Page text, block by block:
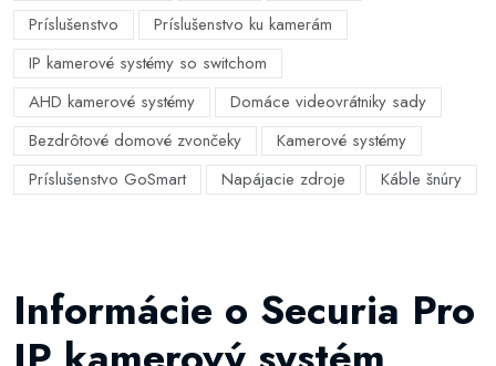
Príslušenstvo
Príslušenstvo ku kamerám
IP kamerové systémy so switchom
AHD kamerové systémy
Domáce videovrátniky sady
Bezdrôtové domové zvončeky
Kamerové systémy
Príslušenstvo GoSmart
Napájacie zdroje Káble šnúry
Informácie o Securia Pro